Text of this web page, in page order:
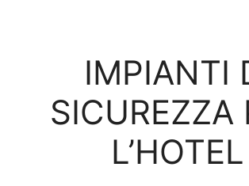
IMPIANTI
SICUREZZA
L’HOTEL